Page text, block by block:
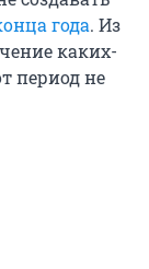
года. Из
каких-
период не